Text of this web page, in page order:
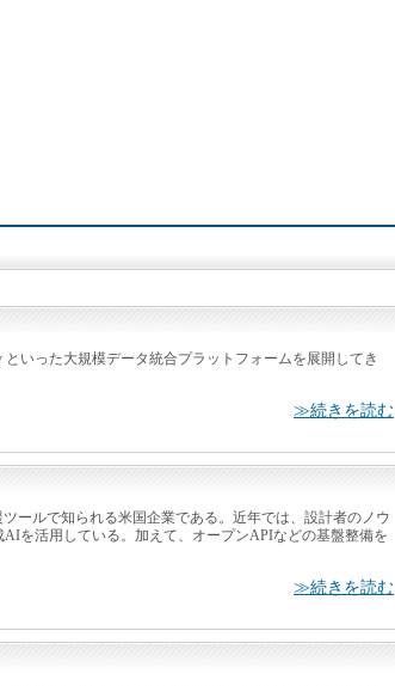
といった大規模データ統合プラットフォームを展開してき
≫続きを読む
ールで知られる米国企業である。近年では、設計者のノウ
を活用している。加えて、オープンAPIなどの基盤整備を
≫続きを読む